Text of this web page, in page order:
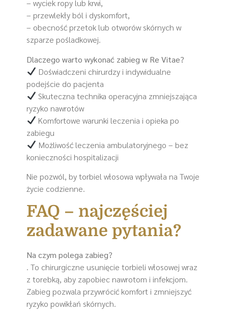
– wyciek ropy lub krwi,
– przewlekły ból i dyskomfort,
– obecność przetok lub otworów skórnych w
szparze pośladkowej.
Dlaczego warto wykonać zabieg w Re Vitae?
Doświadczeni chirurdzy i indywidualne
podejście do pacjenta
Skuteczna technika operacyjna zmniejszająca
ryzyko nawrotów
Komfortowe warunki leczenia i opieka po
zabiegu
Możliwość leczenia ambulatoryjnego – bez
konieczności hospitalizacji
Nie pozwól, by torbiel włosowa wpływała na Twoje
życie codzienne.
FAQ – najczęściej
zadawane pytania?
Na czym polega zabieg?
. To chirurgiczne usunięcie torbieli włosowej wraz
z torebką, aby zapobiec nawrotom i infekcjom.
Zabieg pozwala przywrócić komfort i zmniejszyć
ryzyko powikłań skórnych.